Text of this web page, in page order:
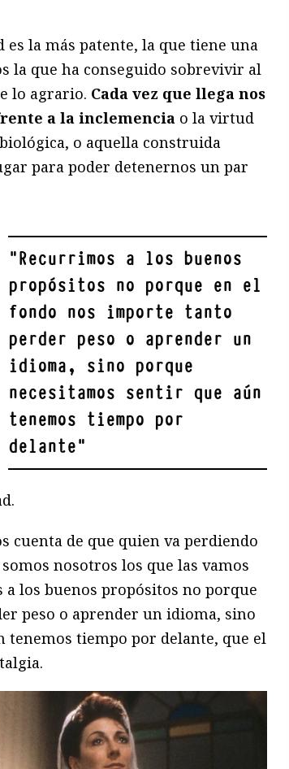
es la más patente, la que tiene una
la que ha conseguido sobrevivir al
lo agrario. Cada vez que llega nos
a la inclemencia o la virtud
o aquella construida
para poder detenernos un par
"Recurrimos a los buenos
propósitos no porque en el
fondo nos importe tanto
perder peso o aprender un
idioma, sino porque
necesitamos sentir que aún
tenemos tiempo por
delante"
cuenta de que quien va perdiendo
nosotros los que las vamos
los buenos propósitos no porque
peso o aprender un idioma, sino
tenemos tiempo por delante, que el